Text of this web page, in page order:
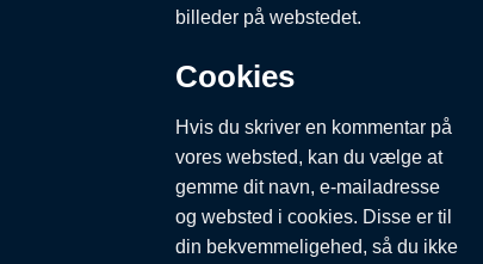
billeder på webstedet.
Cookies
Hvis du skriver en kommentar på
vores websted, kan du vælge at
gemme dit navn, e-mailadresse
og websted i cookies. Disse er til
din bekvemmeligehed, så du ikke